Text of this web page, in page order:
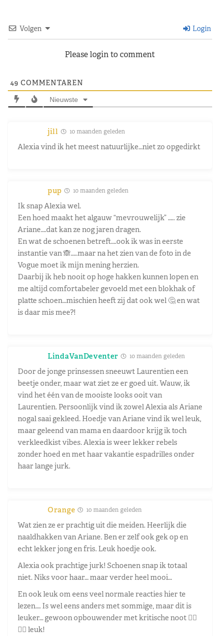
Volgen Login
Please login to comment
49 COMMENTAREN
Nieuwste
jill 10 maanden geleden
Alexia vind ik het meest natuurlijke…niet zo opgedirkt
pup 10 maanden geleden
Ik snap Alexia wel.
Een hoed maakt het algauw “mevrouwelijk” ….. zie
Ariane….dat kan ze nog jaren dragen.
En wat de schoenen betreft….ook ik was in eerste
instantie van 🙈…..maar na het zien van de foto in de
Vogue moet ik mijn mening herzien.
Daarbij ik heb nooit op hoge hakken kunnen lopen en
me altijd comfortabeler gevoeld met een blokhak of
platte schoen…mischien heeft zij dat ook wel 🤔 en wat
is daar mis mee?!
LindaVanDeventer 10 maanden geleden
Door de jonge prinsessen sneeuwt Laurentien een
beetje onder, maar wat ziet ze er goed uit. Wauw, ik
vind het één van de mooiste looks ooit van
Laurentien. Persoonlijk vind ik zowel Alexia als Ariane
nogal saai gekleed. Hoedje van Ariane vind ik wel leuk,
maar geleend van mama en daardoor krijg ik toch
verkleedkist vibes. Alexia is weer lekker rebels
zonder hoed en met haar vakantie espadrilles onder
haar lange jurk.
Orange 10 maanden geleden
Wat zien ze er prachtig uit die meiden. Heerlijk die
naaldhakken van Ariane. Ben er zelf ook gek op en
echt lekker jong en fris. Leuk hoedje ook.
Alexia ook prachtige jurk! Schoenen snap ik totaal
niet. Niks voor haar… maar verder heel mooi…
En ook leuk om eens veel normale reacties hier te
lezen…. Is wel eens anders met sommige, maar dit is
leuker… gewoon opbouwender met kritische noot 👍🏻
👍🏻 leuk!